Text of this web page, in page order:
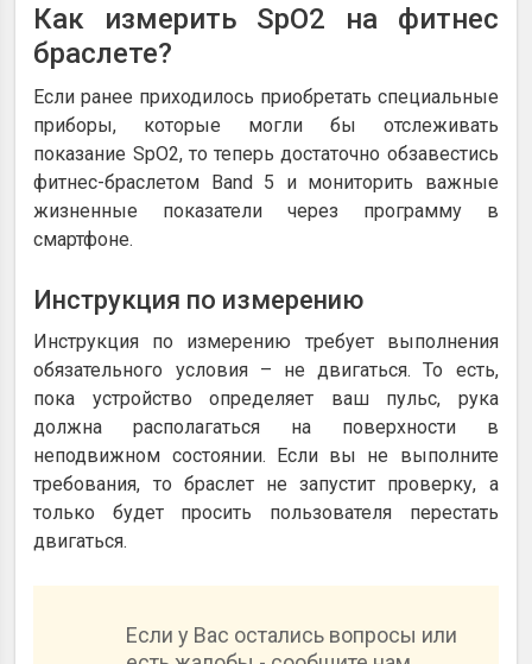
Как измерить SpO2 на фитнес
браслете?
Если ранее приходилось приобретать специальные
приборы, которые могли бы отслеживать
показание SpO2, то теперь достаточно обзавестись
фитнес-браслетом Band 5 и мониторить важные
жизненные показатели через программу в
смартфоне.
Инструкция по измерению
Инструкция по измерению требует выполнения
обязательного условия – не двигаться. То есть,
пока устройство определяет ваш пульс, рука
должна располагаться на поверхности в
неподвижном состоянии. Если вы не выполните
требования, то браслет не запустит проверку, а
только будет просить пользователя перестать
двигаться.
Если у Вас остались вопросы или